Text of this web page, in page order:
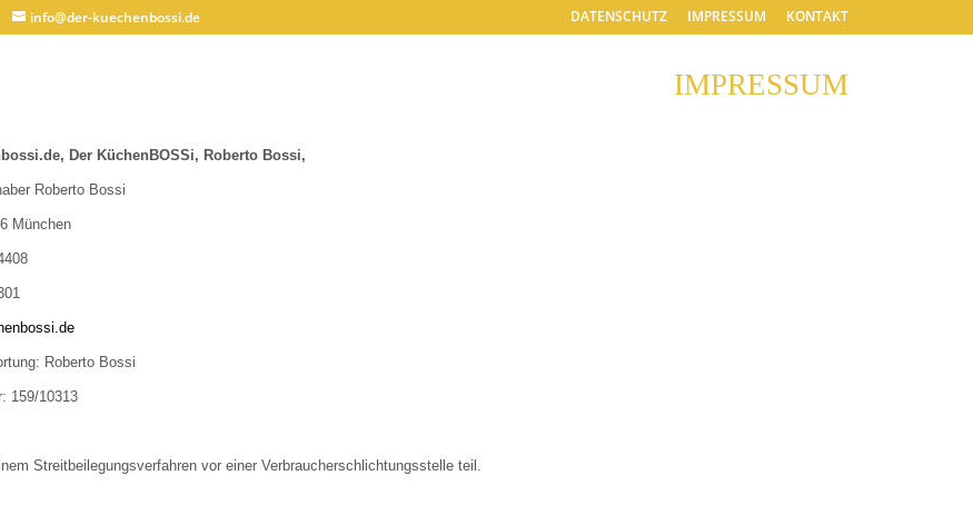
info@der-kuechenbossi.de DATENSCHUTZ IMPRESSUM KONTAKT
IMPRESSUM
Der KüchenBOSSi, Roberto Bossi,
Roberto Bossi
München
Roberto Bossi
159/10313
Streitbeilegungsverfahren vor einer Verbraucherschlichtungsstelle teil.